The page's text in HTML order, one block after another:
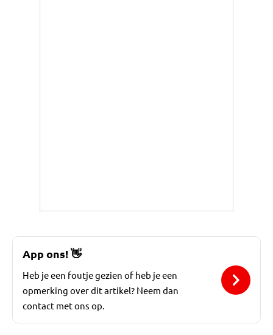
App ons!👋
Heb je een foutje gezien of heb je een
opmerking over dit artikel? Neem dan
contact met ons op.